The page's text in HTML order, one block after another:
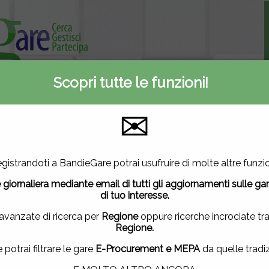
Informativa privacy
utilizza cookie di terze parti per migliorare la tua esperienza
vuoi saperne di piùclicca qui.
questa finestra, scorrendo questa pagina, cliccando su
la navigazione in altra maniera, acconsenti all'uso dei
NON ACCETTO
Scopri tutte le funzioni!
✉
a BandieGare potrai usufruire di molte altre
giornaliera mediante email di tutti gli aggiornamenti sulle
di tuo interesse.
di ricerca per Regioneoppure ricerche incrociate tra
Regione.
potrai filtrare le gare E-Procurement e MEPAda quelle
Contattaci
3083
Mercato elettronico
628
Nuove gare